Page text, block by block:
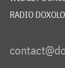
RADIO